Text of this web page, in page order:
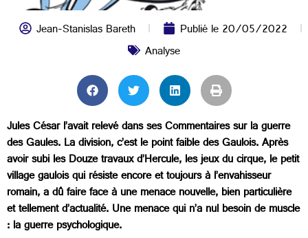
Jean-Stanislas Bareth Publié le20/05/2022
Analyse
Jules César l’avait relevé dans ses Commentaires sur la guerre
des Gaules. La division, c’est le point faible des Gaulois. Après
avoir subi les Douze travaux d’Hercule, les jeux du cirque, le petit
village gaulois qui résiste encore et toujours à l’envahisseur
romain, a dû faire face à une menace nouvelle, bien particulière
et tellement d’actualité. Une menace qui n’a nul besoin de muscle
: la guerre psychologique.